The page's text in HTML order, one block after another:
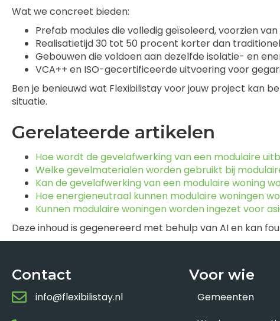
Wat we concreet bieden:
Prefab modules die volledig geïsoleerd, voorzien
Realisatietijd 30 tot 50 procent korter dan
Gebouwen die voldoen aan dezelfde isolatie- en
VCA++ en ISO-gecertificeerde uitvoering voor
Ben je benieuwd wat Flexibilistay voor jouw project kan
situatie.
Gerelateerde artikelen
Hoe wordt de gevelafwerking van een modulaire
Welke gevelmaterialen worden gebruikt bij
Kan de gevelafwerking van een modulaire woning
Hoe energieneutraal kunnen modulaire woningen
Kunnen modulaire woningen worden ingezet voor
Deze inhoud is gegenereerd met behulp van AI en kan
Contact
info@flexibilistay.nl
Voor wie
Gemeenten